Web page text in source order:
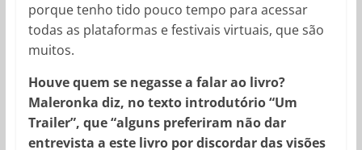
porque tenho tido pouco tempo para acessar
todas as plataformas e festivais virtuais, que são
muitos.
Houve quem se negasse a falar ao livro?
Maleronka diz, no texto introdutório “Um
Trailer”, que “alguns preferiram não dar
entrevista a este livro por discordar das visões